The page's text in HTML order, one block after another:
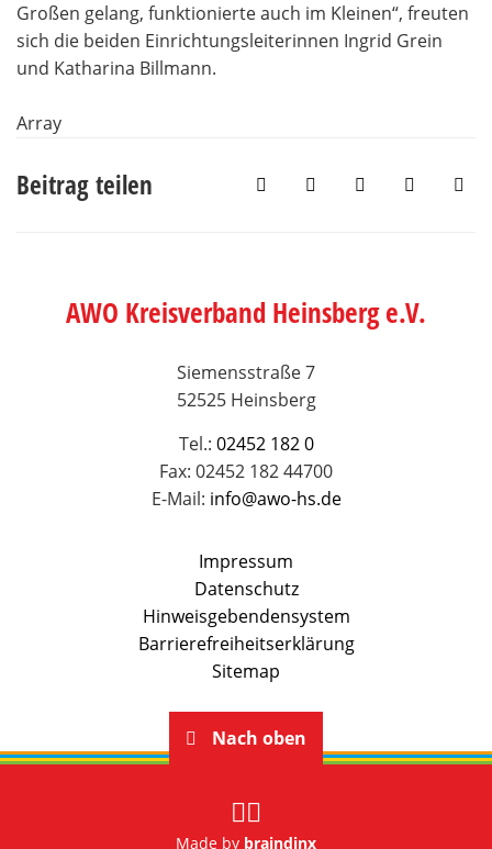
Großen gelang, funktionierte auch im Kleinen“, freuten
sich die beiden Einrichtungsleiterinnen Ingrid Grein
und Katharina Billmann.
Array
Beitrag teilen
AWO Kreisverband Heinsberg e.V.
Siemensstraße 7
52525 Heinsberg
Tel.: 02452 182 0
Fax: 02452 182 44700
E-Mail: info@awo-hs.de
Impressum
Datenschutz
Hinweisgebendensystem
Barrierefreiheitserklärung
Sitemap
Nach oben
Made by braindinx